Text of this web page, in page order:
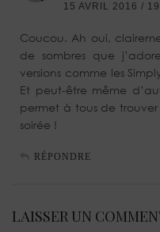
15 AVRIL 2016 /
Coucou. Ah oui,
de sombres que
versions comme les
Et peut-être même
permet à tous de trouver
soirée !
RÉPONDRE
LAISSER UN